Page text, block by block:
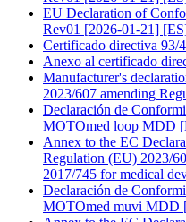
EU Declaration of
Rev01 [2026-01-21]
Certificado directiva 93/
Anexo al certificado
Manufacturer's
2023/607 amending
Declaración de
MOTOmed loop MDD
Annex to the EC
Regulation (EU) 2023/
2017/745 for medical
Declaración de
MOTOmed muvi MDD